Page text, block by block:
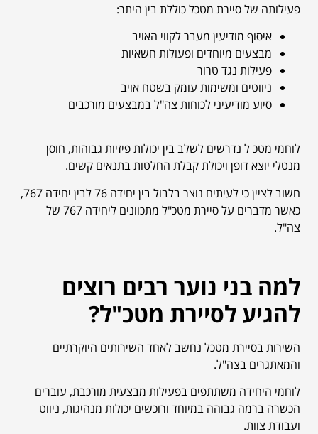
פעילותה של סיירת מטכל כוללת בין היתר:
איסוף מודיעין מעבר לקווי האויב
מבצעים מיוחדים ופעולות חשאיות
פעילות נגד טרור
ניווטים ומשימות עומק בשטח אויב
סיוע מודיעיני לכוחות צה"ל במבצעים מורכבים
לוחמי מטכ ל נדרשים לשלב בין יכולות פיזיות גבוהות, חוסן
מנטלי יוצא דופן ויכולת קבלת החלטות בתנאים קשים.
חשוב לציין כי לעיתים נוצר בלבול בין יחידה 76 לבין יחידה 767,
כאשר מדברים על סיירת מטכ"ל מתכוונים ליחידה 767 של
צה"ל.
למה בני נוער רבים רוצים
להגיע לסיירת מטכ"ל?
השירות בסיירת מטכל נחשב לאחד השירותים היוקרתיים
והמאתגרים בצה"ל.
לוחמי היחידה משתתפים בפעילות מבצעית מורכבת, עוברים
הכשרה ברמה גבוהה במיוחד ורוכשים יכולות מנהיגות, ניווט
ועבודת צוות.